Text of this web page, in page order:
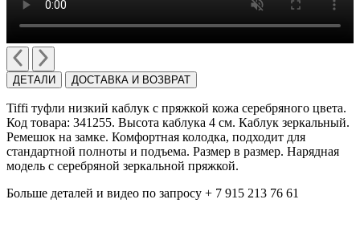
ДЕТАЛИ ДОСТАВКА И ВОЗВРАТ
Tiffi туфли низкий каблук с пряжкой кожа серебряного цвета.
Код товара: 341255. Высота каблука 4 см. Каблук зеркальный.
Ремешок на замке. Комфортная колодка, подходит для
стандартной полноты и подъема. Размер в размер. Нарядная
модель с серебряной зеркальной пряжкой.
Больше деталей и видео по запросу + 7 915 213 76 61